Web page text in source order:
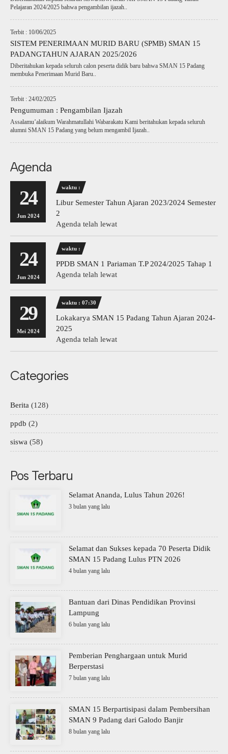
Pelajaran 2024/2025 bahwa pengambilan ijazah..
Terbit : 10/06/2025
SISTEM PENERIMAAN MURID BARU (SPMB) SMAN 15
PADANGTAHUN AJARAN 2025/2026
Diberitahukan kepada seluruh calon peserta didik baru bahwa SMAN 15 Padang
membuka Penerimaan Murid Baru..
Terbit : 24/02/2025
Pengumuman : Pengambilan Ijazah
Assalamu’alaikum Warahmatullahi Wabarakatu Kami beritahukan kepada seluruh
alumni SMAN 15 Padang yang belum mengambil Ijazah..
Agenda
24
Jun 2024
waktu :
Libur Semester Tahun Ajaran 2023/2024 Semester
2
Agenda telah lewat
24
Jun 2024
waktu :
PPDB SMAN 1 Pariaman T.P 2024/2025 Tahap 1
Agenda telah lewat
29
Mei 2024
waktu : 07:30
Lokakarya SMAN 15 Padang Tahun Ajaran 2024-
2025
Agenda telah lewat
Categories
Berita (128)
ppdb (2)
siswa (58)
Pos Terbaru
Selamat Ananda, Lulus Tahun 2026!
3 bulan yang lalu
Selamat dan Sukses kepada 70 Peserta Didik
SMAN 15 Padang Lulus PTN 2026
4 bulan yang lalu
Bantuan dari Dinas Pendidikan Provinsi
Lampung
6 bulan yang lalu
Pemberian Penghargaan untuk Murid
Berperstasi
7 bulan yang lalu
SMAN 15 Berpartisipasi dalam Pembersihan
SMAN 9 Padang dari Galodo Banjir
8 bulan yang lalu